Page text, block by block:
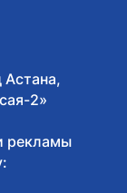
94 научные
Астана,
2»
рекламы